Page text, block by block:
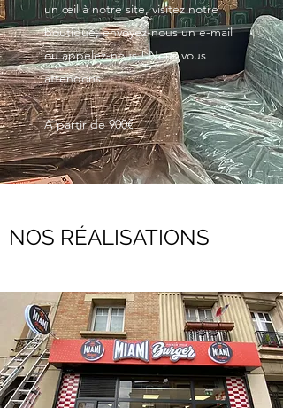
un œil à notre site, visitez notre
boutique, envoyez-nous un e-mail
ou appelez-nous ! Nous vous
attendons.
A partir de 900€
NOS RÉALISATIONS